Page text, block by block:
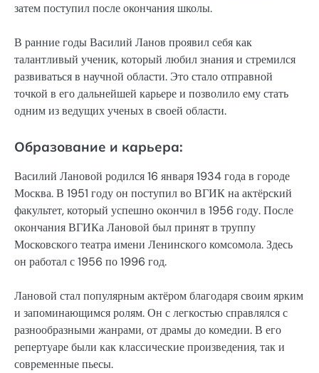
затем поступил после окончания школы.
В ранние годы Василий Ланов проявил себя как
талантливый ученик, который любил знания и стремился
развиваться в научной области. Это стало отправной
точкой в его дальнейшей карьере и позволило ему стать
одним из ведущих ученых в своей области.
Образование и карьера:
Василий Лановой родился 16 января 1934 года в городе
Москва. В 1951 году он поступил во ВГИК на актёрский
факультет, который успешно окончил в 1956 году. После
окончания ВГИКа Лановой был принят в труппу
Московского театра имени Ленинского комсомола. Здесь
он работал с 1956 по 1996 год.
Лановой стал популярным актёром благодаря своим ярким
и запоминающимся ролям. Он с легкостью справлялся с
разнообразными жанрами, от драмы до комедии. В его
репертуаре были как классические произведения, так и
современные пьесы.